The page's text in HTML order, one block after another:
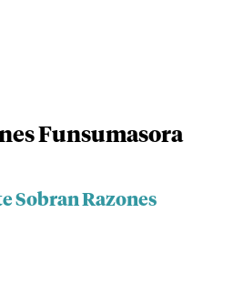
Funsumasora
Sobran Razones